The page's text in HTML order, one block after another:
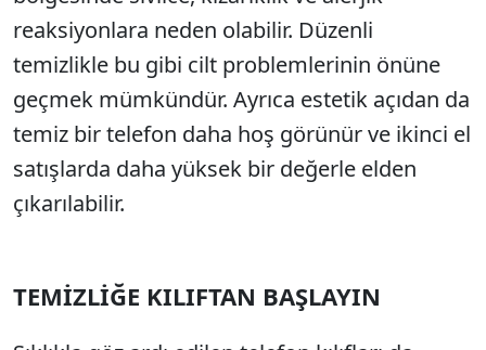
reaksiyonlara neden olabilir. Düzenli
temizlikle bu gibi cilt problemlerinin önüne
geçmek mümkündür. Ayrıca estetik açıdan da
temiz bir telefon daha hoş görünür ve ikinci el
satışlarda daha yüksek bir değerle elden
çıkarılabilir.
TEMİZLİĞE KILIFTAN BAŞLAYIN